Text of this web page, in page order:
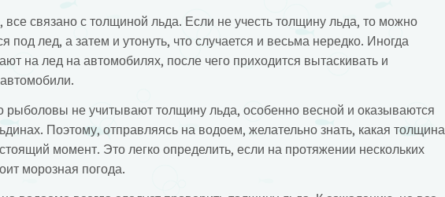
все связано с толщиной льда. Если не учесть толщину льда, то можно
под лед, а затем и утонуть, что случается и весьма нередко. Иногда
на лед на автомобилях, после чего приходится вытаскивать и
рыболовы не учитывают толщину льда, особенно весной и оказываются
Поэтому, отправляясь на водоем, желательно знать, какая толщина
момент. Это легко определить, если на протяжении нескольких
морозная погода.